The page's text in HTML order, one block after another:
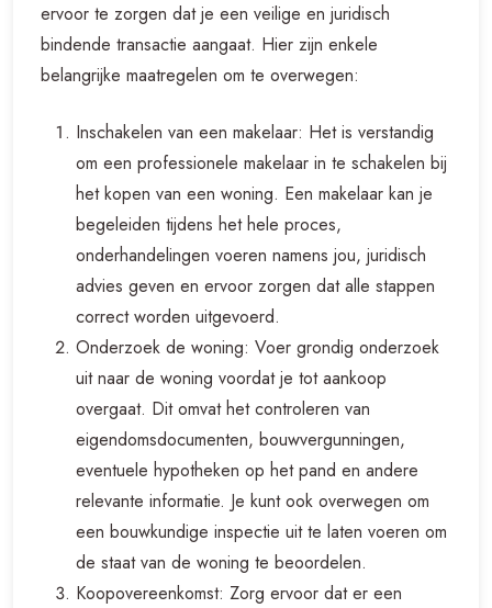
ervoor te zorgen dat je een veilige en juridisch
bindende transactie aangaat. Hier zijn enkele
belangrijke maatregelen om te overwegen:
Inschakelen van een makelaar: Het is verstandig
om een professionele makelaar in te schakelen bij
het kopen van een woning. Een makelaar kan je
begeleiden tijdens het hele proces,
onderhandelingen voeren namens jou, juridisch
advies geven en ervoor zorgen dat alle stappen
correct worden uitgevoerd.
Onderzoek de woning: Voer grondig onderzoek
uit naar de woning voordat je tot aankoop
overgaat. Dit omvat het controleren van
eigendomsdocumenten, bouwvergunningen,
eventuele hypotheken op het pand en andere
relevante informatie. Je kunt ook overwegen om
een bouwkundige inspectie uit te laten voeren om
de staat van de woning te beoordelen.
Koopovereenkomst: Zorg ervoor dat er een